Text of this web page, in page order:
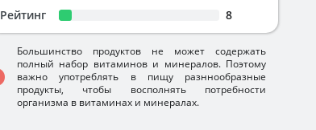
Рейтинг 8
Большинство продуктов не может содержать
полный набор витаминов и минералов. Поэтому
важно употреблять в пищу разннообразные
продукты, чтобы восполнять потребности
организма в витаминах и минералах.